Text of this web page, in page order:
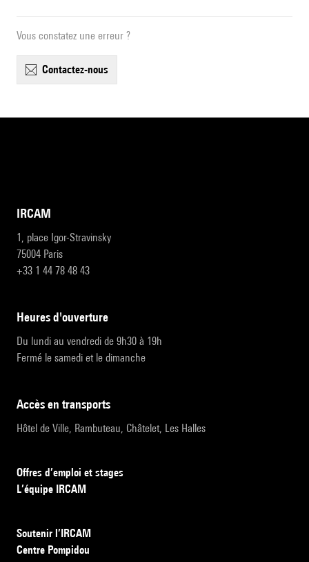
Vous constatez une erreur ?
contactez-nous
IRCAM
1, place Igor-Stravinsky
75004 Paris
+33 1 44 78 48 43
heures d'ouverture
Du lundi au vendredi de 9h30 à 19h
Fermé le samedi et le dimanche
accès en transports
Hôtel de Ville, Rambuteau, Châtelet, Les Halles
Offres d’emploi et stages
L’équipe IRCAM
Soutenir l’IRCAM
Centre Pompidou